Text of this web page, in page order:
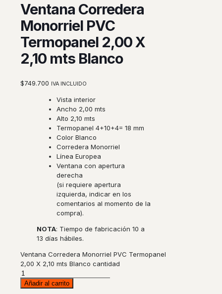
Ventana Corredera
Monorriel PVC
Termopanel 2,00 X
2,10 mts Blanco
$749.700 IVA INCLUIDO
Vista interior
Ancho 2,00 mts
Alto 2,10 mts
Termopanel 4+10+4= 18 mm
Color Blanco
Corredera Monorriel
Línea Europea
Ventana con apertura
derecha
(si requiere apertura
izquierda, indicar en los
comentarios al momento de la
compra).
NOTA: Tiempo de fabricación 10 a
13 días hábiles.
Ventana Corredera Monorriel PVC Termopanel
2,00 X 2,10 mts Blanco cantidad
Añadir al carrito